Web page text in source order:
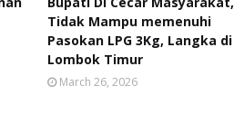
Tidak Mampu memenuhi
Pasokan LPG 3Kg, Langka di
Lombok Timur
March 26, 2026